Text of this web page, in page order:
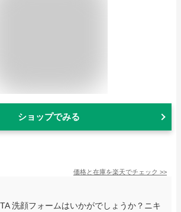
ショップでみる
価格と在庫を楽天でチェック >>
洗顔フォームはいかがでしょうか？ニキ